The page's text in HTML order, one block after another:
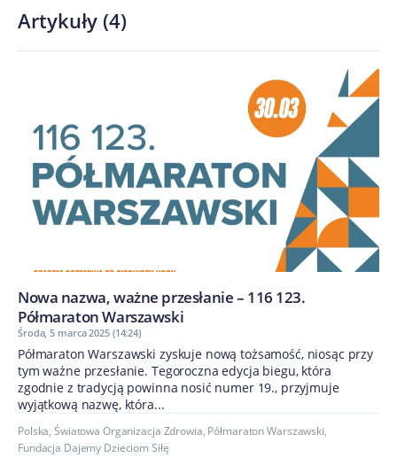
Artykuły (4)
Nowa nazwa, ważne przesłanie – 116 123.
Półmaraton Warszawski
Środa, 5 marca 2025 (14:24)
Półmaraton Warszawski zyskuje nową tożsamość, niosąc przy
tym ważne przesłanie. Tegoroczna edycja biegu, która
zgodnie z tradycją powinna nosić numer 19., przyjmuje
wyjątkową nazwę, która...
Polska,Światowa Organizacja Zdrowia, Półmaraton Warszawski,
Fundacja Dajemy Dzieciom Siłę